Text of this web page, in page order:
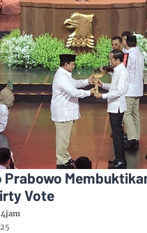
Prabowo
Vote